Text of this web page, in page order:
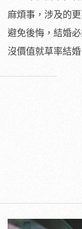
麻煩事，涉及的
避免後悔，結婚
沒價值就草率結婚